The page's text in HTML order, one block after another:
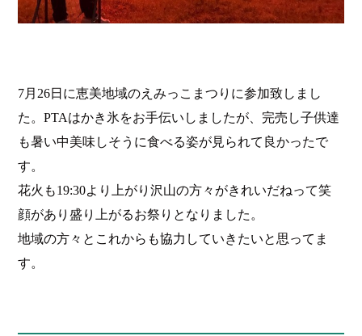
7月 26日に恵美地域のえみっこまつりに参加致しまし
た。PTAはかき氷をお手伝いしましたが、完売し子供達
も暑い中美味しそうに食べる姿が見られて良かったで
す。
花火も19:30より上がり沢山の方々がきれいだねって笑
顔があり盛り上がるお祭りとなりました。
地域の方々とこれからも協力していきたいと思ってま
す。